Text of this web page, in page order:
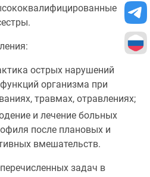
острых нарушений
организма при
травмах, отравлениях;
и лечение больных
после плановых и
вмешательств.
задач в